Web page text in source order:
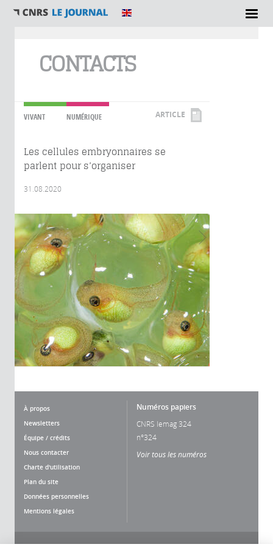
CONTACTS
VIVANT NUMÉRIQUE ARTICLE
Les cellules embryonnaires se
parlent pour s’organiser
31.08.2020
À propos
Newsletters
Équipe / crédits
Nous contacter
Charte d'utilisation
Plan du site
Données personnelles
Mentions légales
Numéros papiers
CNRS lemag 324
n°324
Voir tous les numéros